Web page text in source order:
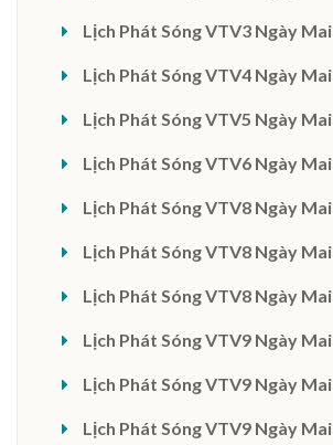
Lịch Phát Sóng VTV3 Ngày Mai
Lịch Phát Sóng VTV4 Ngày Mai
Lịch Phát Sóng VTV5 Ngày Mai
Lịch Phát Sóng VTV6 Ngày Mai
Lịch Phát Sóng VTV8 Ngày Mai
Lịch Phát Sóng VTV8 Ngày Mai
Lịch Phát Sóng VTV8 Ngày Mai
Lịch Phát Sóng VTV9 Ngày Mai
Lịch Phát Sóng VTV9 Ngày Mai
Lịch Phát Sóng VTV9 Ngày Mai